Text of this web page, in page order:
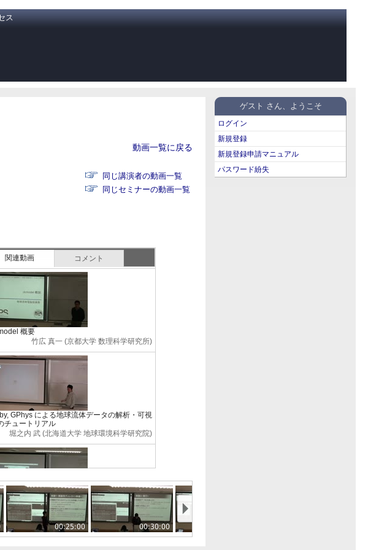
ス
ゲスト さん、ようこそ
ログイン
新規登録
新規登録申請マニュアル
パスワード紛失
動画一覧に戻る
同じ講演者の動画一覧
同じセミナーの動画一覧
関連動画 コメント
概要
竹広 真一 (京都大学 数理科学研究所)
GPhys による地球流体データの解析・可視
チュートリアル
堀之内 武 (北海道大学 地球環境科学研究院)
習で使用する LiveUSB/DVD について
佐々木 洋平 (京大 数学教室)
00:25:00 00:30:00